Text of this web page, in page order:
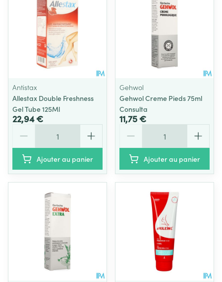
Antistax
Allestax Double Freshness
Gel Tube 125Ml
22,94 €
Ajouter au panier
Gehwol
Gehwol Creme Pieds 75ml
Consulta
11,75 €
Ajouter au panier